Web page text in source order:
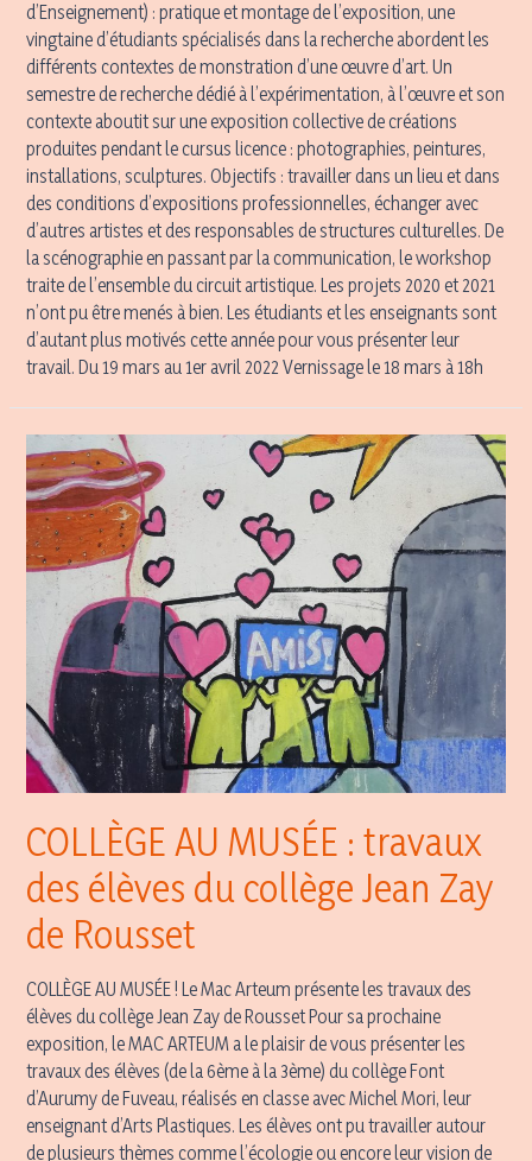
d’Enseignement) : pratique et montage de l’exposition, une
vingtaine d’étudiants spécialisés dans la recherche abordent les
différents contextes de monstration d’une œuvre d’art. Un
semestre de recherche dédié à l’expérimentation, à l’œuvre et son
contexte aboutit sur une exposition collective de créations
produites pendant le cursus licence : photographies, peintures,
installations, sculptures. Objectifs : travailler dans un lieu et dans
des conditions d’expositions professionnelles, échanger avec
d’autres artistes et des responsables de structures culturelles. De
la scénographie en passant par la communication, le workshop
traite de l’ensemble du circuit artistique. Les projets 2020 et 2021
n’ont pu être menés à bien. Les étudiants et les enseignants sont
d’autant plus motivés cette année pour vous présenter leur
travail. Du 19 mars au 1er avril 2022 Vernissage le 18 mars à 18h
COLLÈGE AU MUSÉE : travaux
des élèves du collège Jean Zay
de Rousset
COLLÈGE AU MUSÉE ! Le Mac Arteum présente les travaux des
élèves du collège Jean Zay de Rousset Pour sa prochaine
exposition, le MAC ARTEUM a le plaisir de vous présenter les
travaux des élèves (de la 6ème à la 3ème) du collège Font
d’Aurumy de Fuveau, réalisés en classe avec Michel Mori, leur
enseignant d’Arts Plastiques. Les élèves ont pu travailler autour
de plusieurs thèmes comme l’écologie ou encore leur vision de